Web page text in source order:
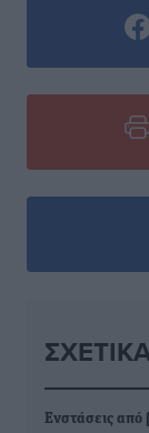
Ενστάσεις από